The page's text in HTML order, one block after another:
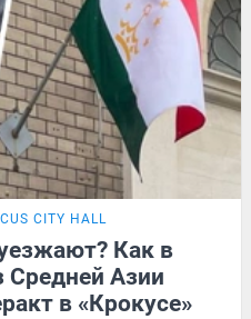
CITY HALL
Как в
Средней Азии
в «Крокусе»